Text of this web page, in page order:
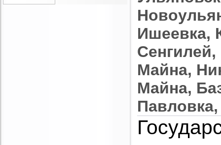
Ишеевка,
Майна,
Майна,
Павловка,